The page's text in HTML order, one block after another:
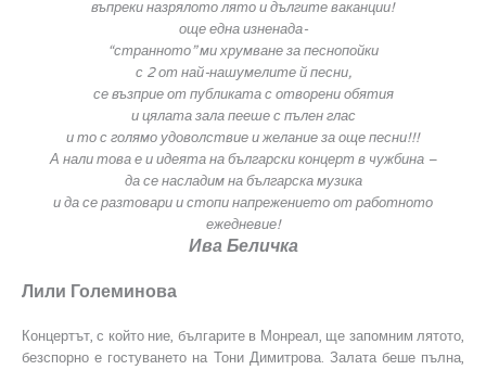
въпреки назрялото лято и дългите ваканции!
още една изненада-
“странното” ми хрумване за песнопойки
с 2 от най-нашумелите й песни,
се възприе от публиката с отворени обятия
и цялата зала пееше с пълен глас
и то с голямо удоволствие и желание за още песни!!!
А нали това е и идеята на български концерт в чужбина –
да се насладим на българска музика
и да се разтовари и стопи напрежението от работното
ежедневие!
Ива Беличка
Лили Големинова
Концертът, с който ние, българите в Монреал, ще запомним лятото,
безспорно е гостуването на Тони Димитрова. Залата беше пълна,